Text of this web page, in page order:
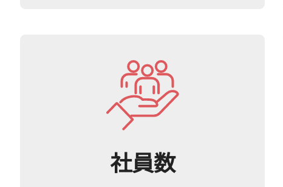
社員数